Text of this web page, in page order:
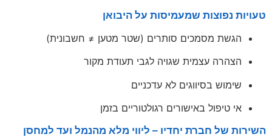
טעויות נפוצות שמעמיסות על היבואן
הגשת מסמכים סותרים (שטר מטען ≠ חשבונית)
הצהרה עצמית שגויה לגבי תעודת מקור
שימוש בסיווגים לא עדכניים
אי טיפול באישורים רגולטוריים בזמן
השירות של חברת יחדיו – ליווי מלא מהנמל ועד למחסן